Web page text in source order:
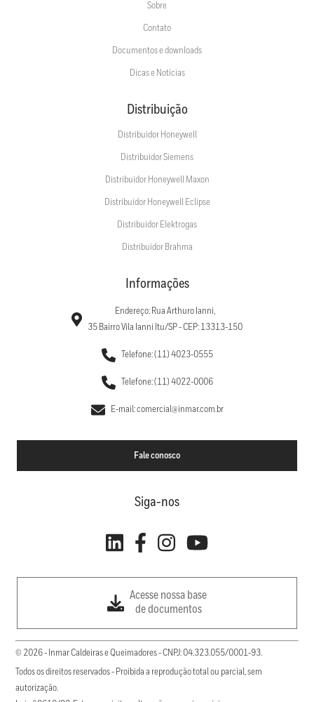
Sobre
Contato
Documentos e downloads
Dicas e Notícias
Distribuição
Distribuidor Honeywell
Distribuidor Siemens
Distribuidor Honeywell Maxon
Distribuidor Honeywell Eclipse
Distribuidor Elektrogas
Distribuidor Brahma
Informações
Endereço: Rua Arthuro Ianni,
35 Bairro Vila Ianni Itu/SP - CEP: 13313-150
Telefone: (11) 4023-0555
Telefone: (11) 4022-0006
E-mail: comercial@inmar.com.br
Fale conosco
Siga-nos
Acesse nossa base
de documentos
© 2026 - Inmar Caldeiras e Queimadores - CNPJ: 04.323.055/0001-93.
Todos os direitos reservados - Proibida a reprodução total ou parcial, sem
autorização.